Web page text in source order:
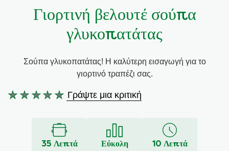
Συνταγές από την Μαργαρίτα Νικολαΐδη
Γιορτινή βελουτέ σούπα
γλυκοπατάτας
Σούπα γλυκοπατάτας! Η καλύτερη εισαγωγή για το
γιορτινό τραπέζι σας.
Δεν
αξιολογήσεις
Γράψτε μια κριτική
35 Λεπτά Εύκολη 10 Λεπτά